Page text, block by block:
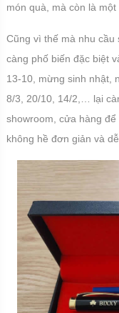
món quà, mà còn là
Cũng vì thế mà nhu cầu
càng phố biến đặc biệt
13-10, mừng sinh nhật,
8/3, 20/10, 14/2,… lại
showroom, cửa hàng
không hề đơn giản và dễ